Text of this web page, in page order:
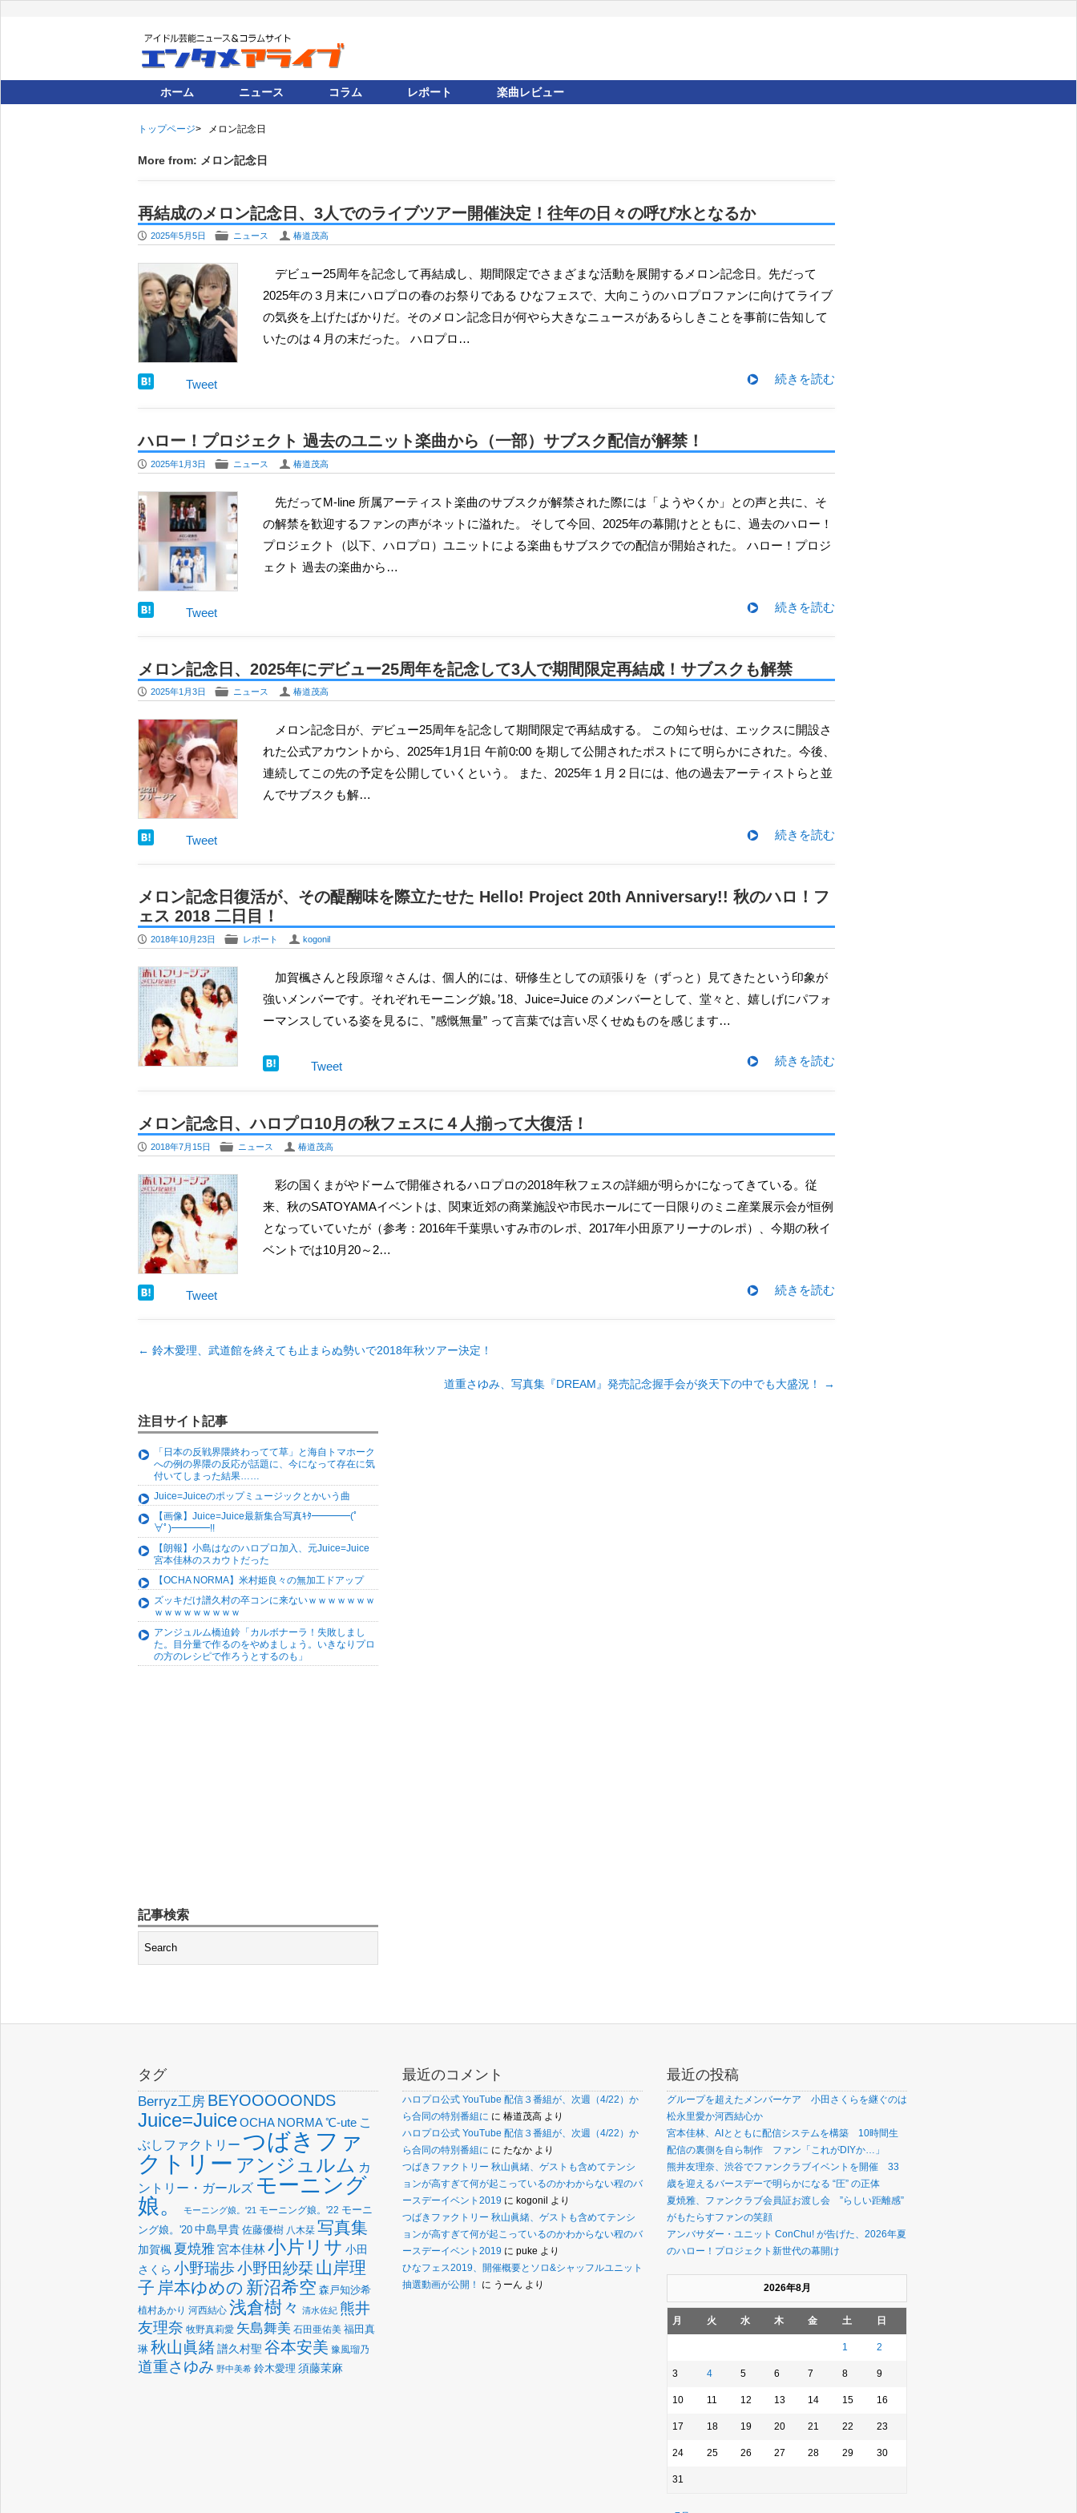
ホーム ニュース コラム レポート 楽曲レビュー
トップページ メロン記念日
More from: メロン記念日
再結成のメロン記念日、3人でのライブツアー開催決定！往年の日々の呼び水となるか
P 2025年5月5日 F ニュース U 椿道茂高
デビュー25周年を記念して再結成し、期間限定でさまざまな活動を展開するメロン記念日。先だって
2025年の３月末にハロプロの春のお祭りである ひなフェスで、大向こうのハロプロファンに向けてライブ
の気炎を上げたばかりだ。そのメロン記念日が何やら大きなニュースがあるらしきことを事前に告知して
いたのは４月の末だった。 ハロプロ…
続きを読む
Tweet
ハロー！プロジェクト 過去のユニット楽曲から（一部）サブスク配信が解禁！
P 2025年1月3日 F ニュース U 椿道茂高
先だってM-line 所属アーティスト楽曲のサブスクが解禁された際には「ようやくか」との声と共に、そ
の解禁を歓迎するファンの声がネットに溢れた。 そして今回、2025年の幕開けとともに、過去のハロー！
プロジェクト（以下、ハロプロ）ユニットによる楽曲もサブスクでの配信が開始された。 ​ハロー！プロジ
ェクト 過去の楽曲から…
続きを読む
Tweet
メロン記念日、2025年にデビュー25周年を記念して3人で期間限定再結成！サブスクも解禁
P 2025年1月3日 F ニュース U 椿道茂高
メロン記念日が、デビュー25周年を記念して期間限定で再結成する。 この知らせは、エックスに開設さ
れた公式アカウントから、2025年1月1日 午前0:00 を期して公開されたポストにて明らかにされた。今後、
連続してこの先の予定を公開していくという。 また、2025年１月２日には、他の過去アーティストらと並
んでサブスクも解…
続きを読む
Tweet
メロン記念日復活が、その醍醐味を際立たせた Hello! Project 20th Anniversary!! 秋のハロ！フ
ェス 2018 二日目！
P 2018年10月23日 F レポート U kogonil
加賀楓さんと段原瑠々さんは、個人的には、研修生としての頑張りを（ずっと）見てきたという印象が
強いメンバーです。それぞれモーニング娘｡’18、Juice=Juice のメンバーとして、堂々と、嬉しげにパフォ
ーマンスしている姿を見るに、”感慨無量” って言葉では言い尽くせぬものを感じます…
続きを読む
Tweet
メロン記念日、ハロプロ10月の秋フェスに４人揃って大復活！
P 2018年7月15日 F ニュース U 椿道茂高
彩の国くまがやドームで開催されるハロプロの2018年秋フェスの詳細が明らかになってきている。従
来、秋のSATOYAMAイベントは、関東近郊の商業施設や市民ホールにて一日限りのミニ産業展示会が恒例
となっていていたが（参考：2016年千葉県いすみ市のレポ、2017年小田原アリーナのレポ）、今期の秋イ
ベントでは10月20～2…
続きを読む
Tweet
← 鈴木愛理、武道館を終えても止まらぬ勢いで2018年秋ツアー決定！
道重さゆみ、写真集『DREAM』発売記念握手会が炎天下の中でも大盛況！ →
注目サイト記事
「日本の反戦界隈終わってて草」と海自トマホーク
への例の界隈の反応が話題に、今になって存在に気
付いてしまった結果……
Juice=Juiceのポップミュージックとかいう曲
【画像】Juice=Juice最新集合写真ｷﾀ━━━━(ﾟ
∀ﾟ)━━━━!!
【朗報】小島はなのハロプロ加入、元Juice=Juice
宮本佳林のスカウトだった
【OCHA NORMA】米村姫良々の無加工ドアップ
ズッキだけ譜久村の卒コンに来ないｗｗｗｗｗｗｗ
ｗｗｗｗｗｗｗｗｗ
アンジュルム橋迫鈴「カルボナーラ！失敗しまし
た。目分量で作るのをやめましょう。いきなりプロ
の方のレシピで作ろうとするのも」
記事検索
タグ
Berryz工房 BEYOOOOONDS
Juice=JuiceOCHA NORMA℃-ute こ
ぶしファクトリー つばきファ
クトリー アンジュルム カ
ントリー・ガールズ モーニング
娘。
モーニング娘。'21 モーニング娘。'22 モーニ
ング娘。'20 中島早貴 佐藤優樹 八木栞 写真集
加賀楓 夏焼雅宮本佳林小片リサ 小田
さくら 小野瑞歩小野田紗栞 山岸理
子 岸本ゆめの 新沼希空 森戸知沙希
植村あかり 河西結心 浅倉樹々 清水佐紀 熊井
友理奈 牧野真莉愛 矢島舞美 石田亜佑美 福田真
琳 秋山眞緒譜久村聖 谷本安美 豫風瑠乃
道重さゆみ 野中美希 鈴木愛理 須藤茉麻
最近のコメント
ハロプロ公式 YouTube 配信３番組が、次週（4/22）か
ら合同の特別番組に に 椿道茂高 より
ハロプロ公式 YouTube 配信３番組が、次週（4/22）か
ら合同の特別番組に に たなか より
つばきファクトリー 秋山眞緒、ゲストも含めてテンシ
ョンが高すぎて何が起こっているのかわからない程のバ
ースデーイベント2019 に kogonil より
つばきファクトリー 秋山眞緒、ゲストも含めてテンシ
ョンが高すぎて何が起こっているのかわからない程のバ
ースデーイベント2019 に puke より
ひなフェス2019、開催概要とソロ&シャッフルユニット
抽選動画が公開！
に うーん より
最近の投稿
グループを超えたメンバーケア 小田さくらを継ぐのは
松永里愛か河西結心か
宮本佳林、AIとともに配信システムを構築 10時間生
配信の裏側を自ら制作 ファン「これがDIYか…」
熊井友理奈、渋谷でファンクラブイベントを開催 33
歳を迎えるバースデーで明らかになる “圧” の正体
夏焼雅、ファンクラブ会員証お渡し会 ”らしい距離感”
がもたらすファンの笑顔
アンバサダー・ユニット ConChu! が告げた、2026年夏
のハロー！プロジェクト新世代の幕開け
2026年8月
月 火 水 木 金 土 日
1 2
3 4 5 6 7 8 9
10 11 12 13 14 15 16
17 18 19 20 21 22 23
24 25 26 27 28 29 30
31